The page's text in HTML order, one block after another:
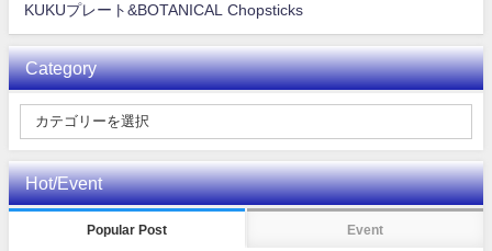
KUKUプレート&BOTANICAL Chopsticks
Category
Hot/Event
Popular Post Event